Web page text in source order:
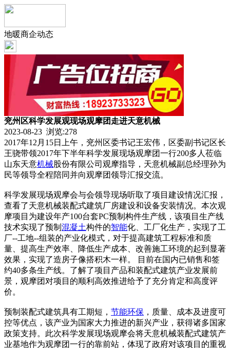
地暖商企动态
兖州区科学发展观现场观摩团走进天意机械
2023-08-23 浏览:278
2017年12月15日上午，兖州区委书记王宏伟，区委副书记区长
王骁带领2017年下半年科学发展现场观摩团一行200多人莅临
山东天意机械股份有限公司观摩指导，天意机械副总经理孙为
民等领导全程陪同并向观摩团领导汇报交流。
科学发展现场观摩会与会领导现场听取了项目建设情况汇报，
查看了天意机械装配式建筑厂房建设和设备安装情况。本次观
摩项目为建设年产100台套PC预制构件生产线，该项目生产线
技术实现了预制 混凝土构件的智能化、工厂化生产，实现了工
厂--工地--组装的产业化模式，对于提高建筑工程标准和质
量、提高生产效率、降低生产成本、改善施工环境的起到显著
效果，实现了造房子像搭积木一样。 目前在国内已销售和签
约40多条生产线。了解了项目产品和装配式建筑产业发展前
景，观摩团对项目的顺利高效推进给予了充分肯定和高度评
价。
预制装配式建筑具有工期短， 节能环保 ，质量、成本及进度可
控等优点，该产业为国家大力推进的新兴产业，获得诸多国家
政策支持。此次科学发展现场观摩会将天意机械装配式建筑产
业基地作为观摩团一行的靠前站，体现了政府对该项目的重视